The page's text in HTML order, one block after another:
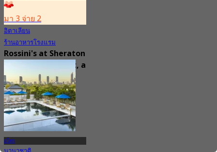
มา 3 จ่าย 2
อิตาเลียน
ร้านอาหารโรงแรม
Rossini's at Sheraton
Grande Sukhumvit, a
Luxury Collection
Hotel , Bangkok
5.0
2.9K การจอง
จาก฿ 621
อโศก